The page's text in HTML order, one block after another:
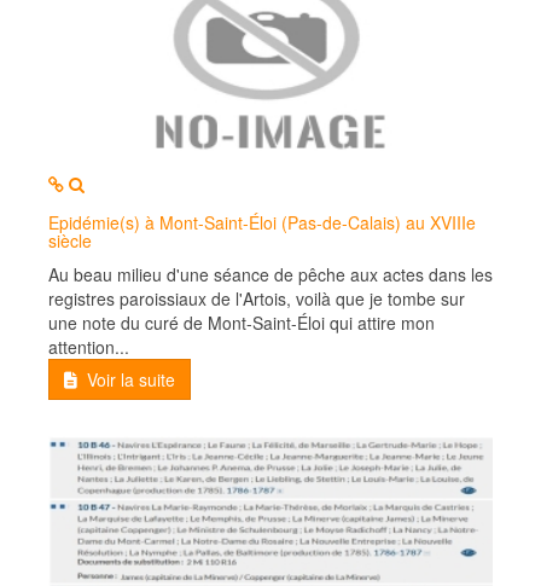
MOD_JTCS_VIEW_ARTICLE_LINK
Epidémie(s) à Mont-Saint-Éloi (Pas-de-Calais) au XVIIIe
siècle
Au beau milieu d'une séance de pêche aux actes dans les
registres paroissiaux de l'Artois, voilà que je tombe sur
une note du curé de Mont-Saint-Éloi qui attire mon
attention...
Voir la suite